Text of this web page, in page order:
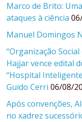
Marco de Brito:
ataques à ciência
Manuel Domingos
“Organização
Hajjar vence edital
“Hospital
Guido Cerri 06/08/
Após convenções,
no xadrez